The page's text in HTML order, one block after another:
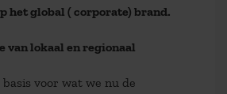
het global ( corporate) brand.
van lokaal en regionaal
voor wat we nu de